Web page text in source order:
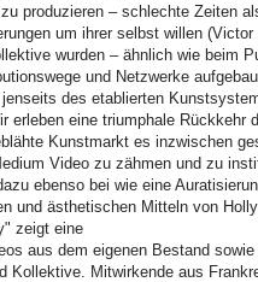
produzieren – schlechte Zeiten
um ihrer selbst willen
wurden – ähnlich wie beim
und Netzwerke
des etablierten
erleben eine triumphale Rückkehr
Kunstmarkt es inzwischen
Video zu zähmen und zu
ebenso bei wie eine
und ästhetischen Mitteln von
zeigt eine
aus dem eigenen Bestand
Kollektive. Mitwirkende aus